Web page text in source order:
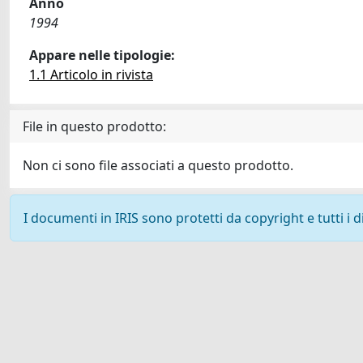
1994
Appare nelle tipologie:
1.1 Articolo in rivista
File in questo prodotto:
Non ci sono file associati a questo prodotto.
I documenti in IRIS sono protetti da copyright e tutti i